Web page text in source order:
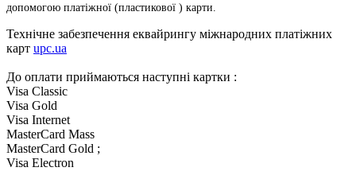
допомогою платіжної (пластикової ) карти.
Технічне забезпечення еквайрингу міжнародних платіжних
карт upc.ua
До оплати приймаються наступні картки :
Visa Classic
Visa Gold
Visa Internet
MasterCard Mass
MasterCard Gold ;
Visa Electron